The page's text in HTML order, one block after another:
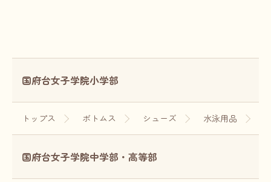
国府台女子学院小学部
トップス ボトムス シューズ 水泳用品
国府台女子学院中学部・高等部